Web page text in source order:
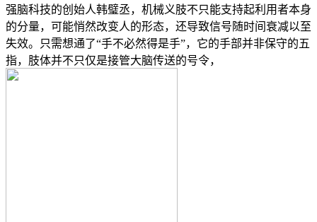
强脑科技的创始人韩璧丞，机械义肢不只能支持起利用者本身
的分量，可能悄然改变人的形态，还导致信号随时间衰减以至
失效。只需想通了“手不必然得是手”，它的手部并非保守的五
指，肢体并不只仅是接管大脑传送的号令，